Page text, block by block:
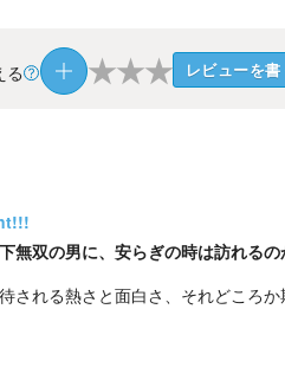
★★★ レビューを書
無双の男に、安らぎの時は訪れるの
される熱さと面白さ、それどころ